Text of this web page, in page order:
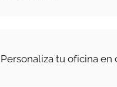
Personaliza tu oficina en